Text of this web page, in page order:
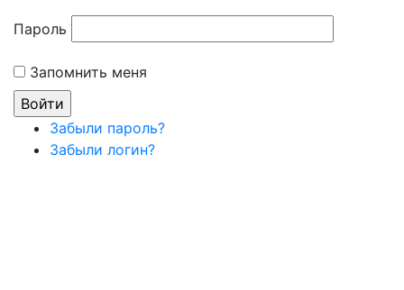
Пароль
Запомнить меня
Забыли пароль?
Забыли логин?